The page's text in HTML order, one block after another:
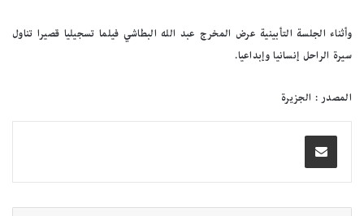
وأثناء الجلسة التأبينية عرض المخرج عبد الله البطاشي فيلما تسجيليا قصيرا تناول
سيرة الراحل إنسانيا وإبداعيا.
المصدر : الجزيرة